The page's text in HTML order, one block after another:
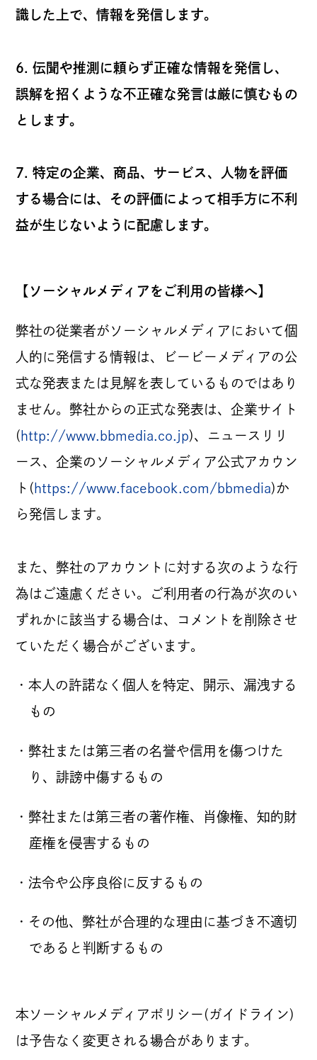
識した上で、情報を発信します。
6. 伝聞や推測に頼らず正確な情報を発信し、
誤解を招くような不正確な発言は厳に慎むもの
とします。
7. 特定の企業、商品、サービス、人物を評価
する場合には、その評価によって相手方に不利
益が生じないように配慮します。
【ソーシャルメディアをご利用の皆様へ】
弊社の従業者がソーシャルメディアにおいて個
人的に発信する情報は、ビービーメディアの公
式な発表または見解を表しているものではあり
ません。弊社からの正式な発表は、企業サイト
( http://www.bbmedia.co.jp)、ニュースリリ
ース、企業のソーシャルメディア公式アカウン
ト( https://www.facebook.com/bbmedia)か
ら発信します。
また、弊社のアカウントに対する次のような行
為はご遠慮ください。ご利用者の行為が次のい
ずれかに該当する場合は、コメントを削除させ
ていただく場合がございます。
・本人の許諾なく個人を特定、開示、漏洩する
もの
・弊社または第三者の名誉や信用を傷つけた
り、誹謗中傷するもの
・弊社または第三者の著作権、肖像権、知的財
産権を侵害するもの
・法令や公序良俗に反するもの
・その他、弊社が合理的な理由に基づき不適切
であると判断するもの
本ソーシャルメディアポリシー(ガイドライン)
は予告なく変更される場合があります。